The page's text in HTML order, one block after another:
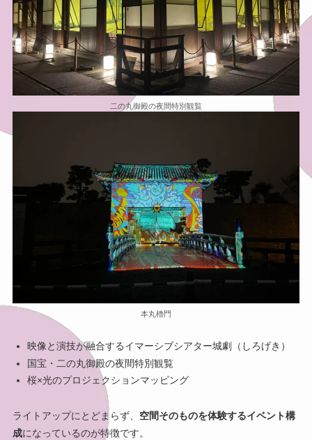
二の丸御殿の夜間特別観覧
本丸櫓門
映像と演技が融合するイマーシブシアター城劇（しろげき）
国宝・二の丸御殿の夜間特別観覧
桜×光のプロジェクションマッピング
ライトアップにとどまらず、 空間そのものを体験するイベント構
成になっているのが特徴です。